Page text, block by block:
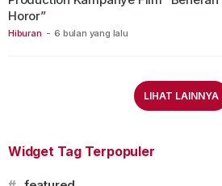
Hiburan - 6 bulan yang lalu
Horor”
LIHAT LAINNYA
Widget Tag Terpopuler